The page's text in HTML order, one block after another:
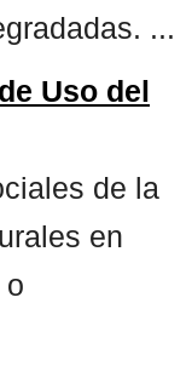
...
Uso del
de la
en
o